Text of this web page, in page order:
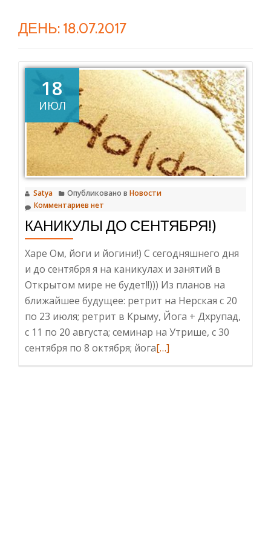
ДЕНЬ: 18.07.2017
18
ИЮЛ
Satya Опубликовано в Новости
Комментариев нет
КАНИКУЛЫ ДО СЕНТЯБРЯ!)
Харе Ом, йоги и йогини!) С сегодняшнего дня
и до сентября я на каникулах и занятий в
Открытом мире не будет!!))) Из планов на
ближайшее будущее: ретрит на Нерская с 20
по 23 июля; ретрит в Крыму, Йога + Дхрупад,
с 11 по 20 августа; семинар на Утрише, с 30
сентября по 8 октября; йогаЧитать
[…]